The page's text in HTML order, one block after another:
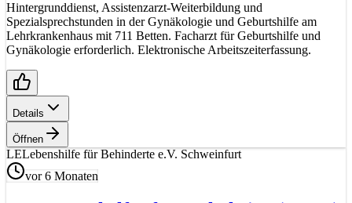
Hintergrunddienst, Assistenzarzt-Weiterbildung und
Spezialsprechstunden in der Gynäkologie und Geburtshilfe am
Lehrkrankenhaus mit 711 Betten. Facharzt für Geburtshilfe und
Gynäkologie erforderlich. Elektronische Arbeitszeiterfassung.
Details
Öffnen
LELebenshilfe für Behinderte e.V. Schweinfurt
vor 6 Monaten